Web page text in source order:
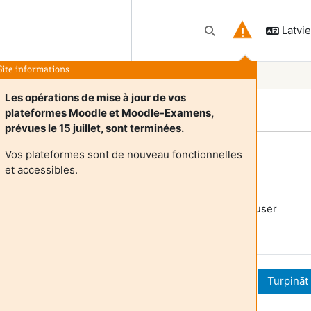
Pārslēgt meklēšanas
informations
Les opérations de mise à jour de vos
plateformes Moodle et Moodle-Examens,
prévues le 15 juillet, sont terminées.
Vos plateformes sont de nouveau fonctionnelles
et accessibles.
Login required
Guests cannot access user profiles. Log in with a full user
Turpināt